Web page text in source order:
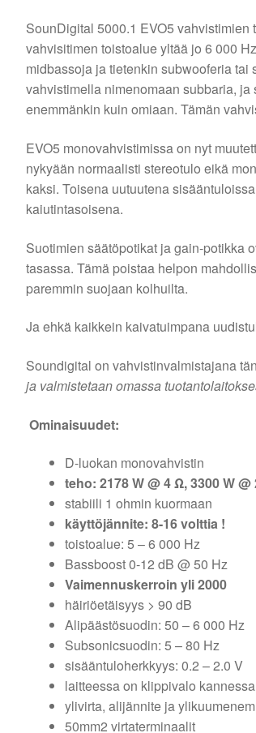
SounDigital 5000.1 EVO5
vahvisitimen toistoalue yltää jo 6 000
midbassoja ja tietenkin subwooferia
vahvistimella nimenomaan subbaria,
enemmänkin kuin omiaan. Tämän
EVO5 monovahvistimissa on nyt
nykyään normaalisti stereotulo eikä
kaksi. Toisena uutuutena
kaiutintasoisena.
Suotimien säätöpotikat ja gain-potikka
tasassa. Tämä poistaa helpon
paremmin suojaan kolhuilta.
Ja ehkä kaikkein kaivatuimpana
Soundigital on vahvistinvalmistajana
ja valmistetaan omassa
Ominaisuudet:
D-luokan monovahvistin
teho: 2178 W @ 4 Ω, 3300 W
stabiili 1 ohmin kuormaan
käyttöjännite: 8-16 volttia !
toistoalue: 5 – 6 000 Hz
Bassboost 0-12 dB @ 50 Hz
Vaimennuskerroin yli 2000
häiriöetäisyys > 90 dB
Alipäästösuodin: 50 – 6 000 Hz
Subsonicsuodin: 5 – 80 Hz
sisääntuloherkkyys: 0.2 – 2.0 V
laitteessa on klippivalo kannessa
ylivirta, alijännite ja
50mm2 virtaterminaalit